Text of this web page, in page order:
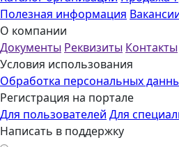
Полезная информация
О компании
Документы Реквизиты Контакты
Условия использования
Обработка персональных
Регистрация на портале
Для пользователей Для
Написать в поддержку